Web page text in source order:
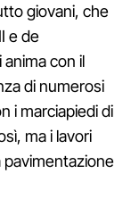
giovani, che
e de
con il
di numerosi
i marciapiedi di
ma i lavori